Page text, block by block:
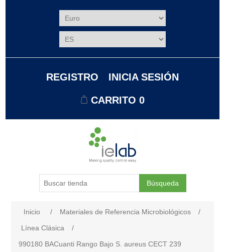
REGISTRO INICIA SESIÓN
CARRITO 0
Búsqueda
Inicio / Materiales de Referencia Microbiológicos
/
Línea Clásica
/
990180 BACuanti Rango Bajo S. aureus CECT 239